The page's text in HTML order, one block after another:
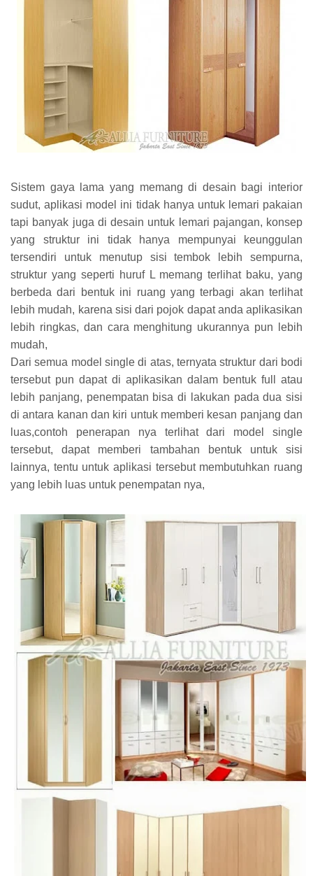
Sistem gaya lama yang memang di desain bagi interior
sudut, aplikasi model ini tidak hanya untuk lemari pakaian
tapi banyak juga di desain untuk lemari pajangan, konsep
yang struktur ini tidak hanya mempunyai keunggulan
tersendiri untuk menutup sisi tembok lebih sempurna,
struktur yang seperti huruf L memang terlihat baku, yang
berbeda dari bentuk ini ruang yang terbagi akan terlihat
lebih mudah, karena sisi dari pojok dapat anda aplikasikan
lebih ringkas, dan cara menghitung ukurannya pun lebih
mudah,
Dari semua model single di atas, ternyata struktur dari bodi
tersebut pun dapat di aplikasikan dalam bentuk full atau
lebih panjang, penempatan bisa di lakukan pada dua sisi
di antara kanan dan kiri untuk memberi kesan panjang dan
luas,contoh penerapan nya terlihat dari model single
tersebut, dapat memberi tambahan bentuk untuk sisi
lainnya, tentu untuk aplikasi tersebut membutuhkan ruang
yang lebih luas untuk penempatan nya,